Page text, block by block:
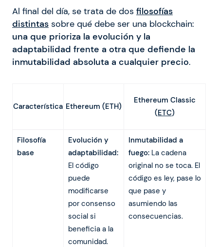
Al final del día, se trata de dos filosofías
distintas sobre qué debe ser una blockchain:
una que prioriza la evolución y la
adaptabilidad frente a otra que defiende la
inmutabilidad absoluta a cualquier precio.
Característica Ethereum (ETH)
Ethereum Classic
(ETC)
Filosofía
base
Evolución y
adaptabilidad:
El código
puede
modificarse
por consenso
social si
beneficia a la
comunidad.
Inmutabilidad a
fuego:La cadena
original no se toca. El
código es ley, pase lo
que pase y
asumiendo las
consecuencias.